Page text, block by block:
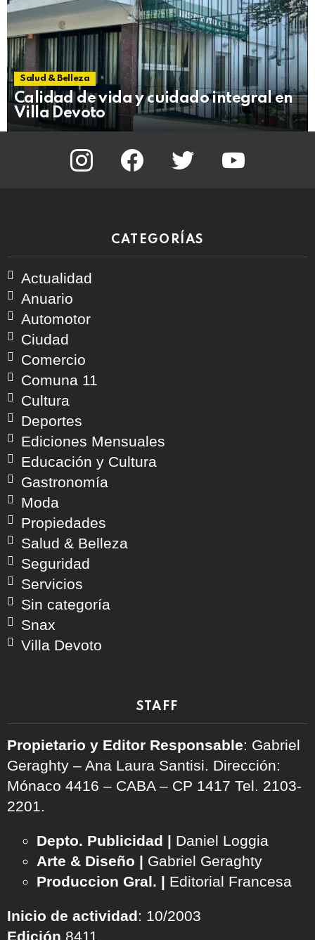
Salud & Belleza
Calidad de vida y cuidado integral en
Villa Devoto
instagram facebook twitter
CATEGORÍAS
Actualidad
Anuario
Automotor
Ciudad
Comercio
Comuna 11
Cultura
Deportes
Ediciones Mensuales
Educación y Cultura
Gastronomía
Moda
Propiedades
Salud & Belleza
Seguridad
Servicios
Sin categoría
Snax
Villa Devoto
STAFF
Propietario y Editor Responsable: Gabriel
Geraghty – Ana Laura Santisi. Dirección:
Mónaco 4416 – CABA – CP 1417 Tel. 2103-
2201.
Depto. Publicidad | Daniel Loggia
Arte & Diseño | Gabriel Geraghty
Produccion Gral. | Editorial Francesa
Inicio de actividad: 10/2003
Edición 8411